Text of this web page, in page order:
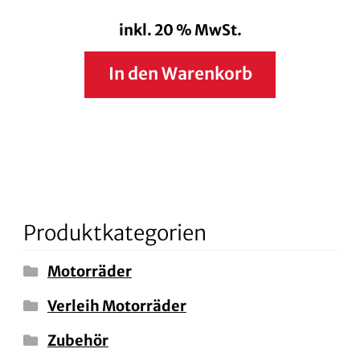
inkl. 20 % MwSt.
In den Warenkorb
Produktkategorien
Motorräder
Verleih Motorräder
Zubehör